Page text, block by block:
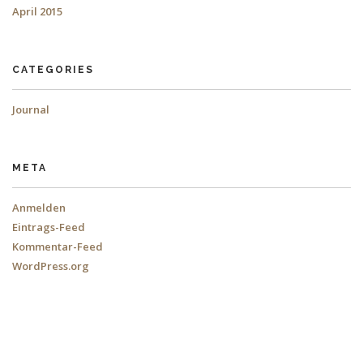
April 2015
CATEGORIES
Journal
META
Anmelden
Eintrags-Feed
Kommentar-Feed
WordPress.org